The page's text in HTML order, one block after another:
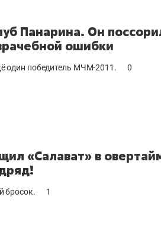
Панарина. Он
ошибки
один победитель МЧМ-2011. 0
«Салават» в
бросок. 1
первая, Гамова –